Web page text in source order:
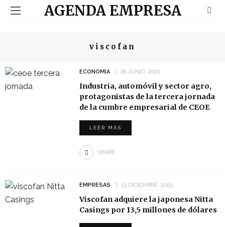
AGENDA EMPRESA
viscofan
ECONOMIA 18 JUNIO, 2020
Industria, automóvil y sector agro,
protagonistas de la tercera jornada
de la cumbre empresarial de CEOE
LEER MÁS
SHARE
EMPRESAS 19 DICIEMBRE, 2019
Viscofan adquiere la japonesa Nitta
Casings por 13,5 millones de dólares